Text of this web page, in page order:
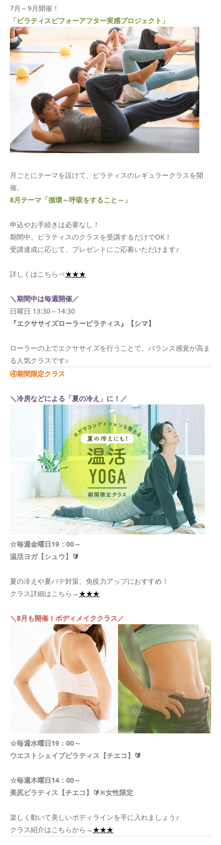
7月～9月開催！
「ピラティスビフォーアフター実感プロジェクト」
月ごとにテーマを設けて、ピラティスのレギュラークラスを開
催。
8月テーマ「循環～呼吸をすること～」
申込やお手続きは必要なし！
期間中、ピラティスのクラスを受講するだけでOK！
受講達成に応じて、プレゼントにご応募いただけます♪
詳しくはこちら⇒★★★
＼期間中は毎週開催／
日曜日 13:30～14:30
『エクササイズローラーピラティス』【シマ】
ローラーの上でエクササイズを行うことで、バランス感覚が高ま
る人気クラスです♪
④期間限定クラス
＼冷房などによる「夏の冷え」に！／
☆毎週金曜日19：00～
温活ヨガ【シュウ】 🔰
夏の冷えや夏バテ対策、免疫力アップにおすすめ！
クラス詳細はこちら→ ★★★
＼8月も開催！ボディメイククラス／
☆毎週水曜日19：00～
ウエストシェイプピラティス【チエコ】 🔰
☆毎週木曜日14：00～
美尻ピラティス【チエコ】🔰※女性限定
楽しく動いて美しいボディラインを手に入れましょう♪
クラス紹介はこちらから→ ★★★